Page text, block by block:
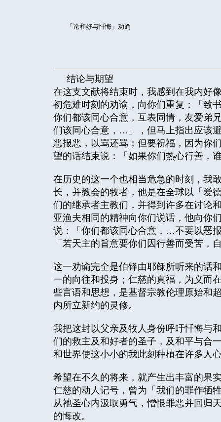
「论和好与忏悔」劝谕
结论与期望
在这支文献将结束时，我感到在我内好
初危难时刻的劝谕，向你们重复：「致
你们都该同心合意，互表同情，友爱弟
们该同心合意，…」，但马上指出应该
恶报恶，以骂还骂；但要祝福，因为你
望的话结束说：「如果你们热心行善，
在历史的这一个也相当危急的时刻，我
长，并教会的牧者，他是在全球以「爱
们的继承者主教们，并得到许多在讨论
亚渔夫相同的精神向你们说话，他向你
说：「你们都该同心合意，…不要以恶
「若天主的旨意要你们因行善而受苦，
这一劝谕完全是伯铎由耶稣所听来的话
一的向往和投身；仁慈的真福，为义而
些言语和思想，是基督宗教伦理原始和
内所立新约的灵修。
我把这封以父亲及牧人身份呼吁忏悔与
们的救主及和好者的圣子，及和平与合
和世界使这小小的我此刻种植在许多人
希望在不久的将来，就产生出丰富的果
仁慈的动人记号，曾为「我们的罪作牺
从祂圣心内汲取勇气，憎恨罪恶并回归
的悔改。